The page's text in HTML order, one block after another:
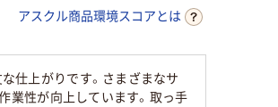
アスクル商品環境スコアとは
仕上がりです。さまざまなサ
業性が向上しています。取っ手